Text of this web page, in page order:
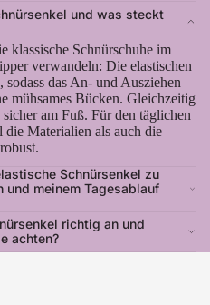
und was steckt
klassische Schnürschuhe im
verwandeln: Die elastischen
sodass das An- und Ausziehen
mühsames Bücken. Gleichzeitig
am Fuß. Für den täglichen
die Materialien als auch die
Schnürsenkel zu
und meinem Tagesablauf
richtig an und
achten?